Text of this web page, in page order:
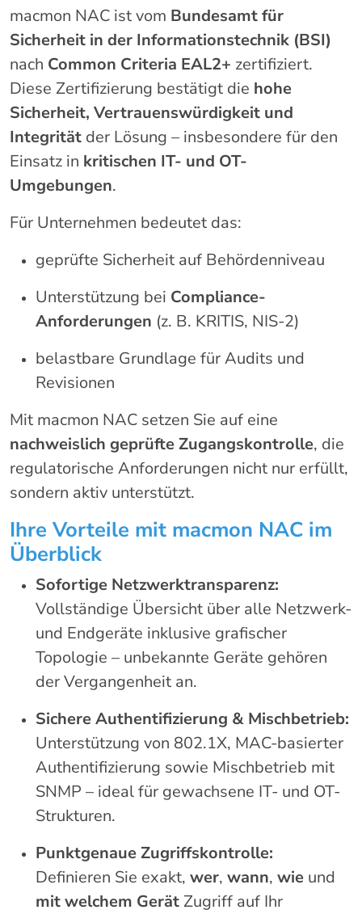
macmon NAC ist vom Bundesamt für
Sicherheit in der Informationstechnik (BSI)
nach Common Criteria EAL2+ zertifiziert.
Diese Zertifizierung bestätigt die hohe
Sicherheit, Vertrauenswürdigkeit und
Integrität der Lösung – insbesondere für den
Einsatz in kritischen IT- und OT-
Umgebungen.
Für Unternehmen bedeutet das:
geprüfte Sicherheit auf Behördenniveau
Unterstützung bei Compliance-
Anforderungen (z. B. KRITIS, NIS-2)
belastbare Grundlage für Audits und
Revisionen
Mit macmon NAC setzen Sie auf eine
nachweislich geprüfte Zugangskontrolle, die
regulatorische Anforderungen nicht nur erfüllt,
sondern aktiv unterstützt.
Ihre Vorteile mit macmon NAC im
Überblick
Sofortige Netzwerktransparenz:
Vollständige Übersicht über alle Netzwerk-
und Endgeräte inklusive grafischer
Topologie – unbekannte Geräte gehören
der Vergangenheit an.
Sichere Authentifizierung & Mischbetrieb:
Unterstützung von 802.1X, MAC-basierter
Authentifizierung sowie Mischbetrieb mit
SNMP – ideal für gewachsene IT- und OT-
Strukturen.
Punktgenaue Zugriffskontrolle:
Definieren Sie exakt, wer, wann, wie und
mit welchem Gerät Zugriff auf Ihr